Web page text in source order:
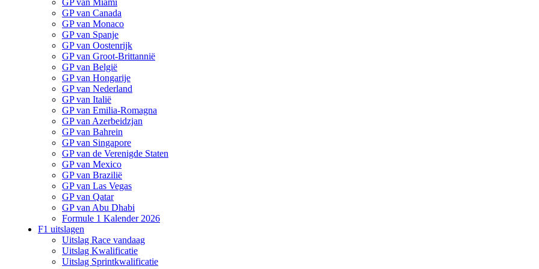
GP van Miami
GP van Canada
GP van Monaco
GP van Spanje
GP van Oostenrijk
GP van Groot-Brittannië
GP van België
GP van Hongarije
GP van Nederland
GP van Italië
GP van Emilia-Romagna
GP van Azerbeidzjan
GP van Bahrein
GP van Singapore
GP van de Verenigde Staten
GP van Mexico
GP van Brazilië
GP van Las Vegas
GP van Qatar
GP van Abu Dhabi
Formule 1 Kalender 2026
F1 uitslagen
Uitslag Race vandaag
Uitslag Kwalificatie
Uitslag Sprintkwalificatie